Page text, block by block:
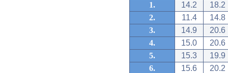
1. 14.2
18.2
2.
11.4
14.8
3.
14.9
20.6
4.
15.0
20.6
5.
15.3
19.9
6.
15.6
20.2